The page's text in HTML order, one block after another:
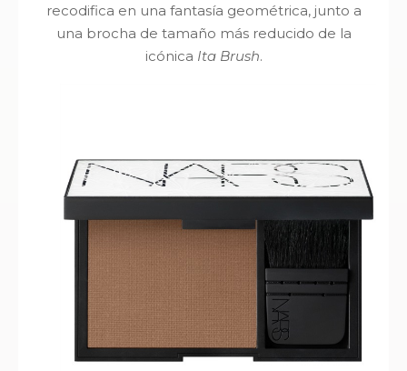
recodifica en una fantasía geométrica, junto a
una brocha de tamaño más reducido de la
icónica Ita Brush.